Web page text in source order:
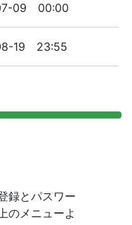
09 00:00
19 23:55
録とパスワー
のメニューよ